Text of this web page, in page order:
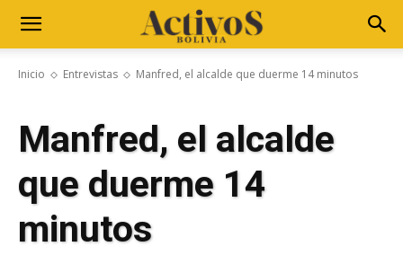
Inicio Entrevistas Manfred, el alcalde que duerme 14 minutos
Manfred, el alcalde
que duerme 14
minutos